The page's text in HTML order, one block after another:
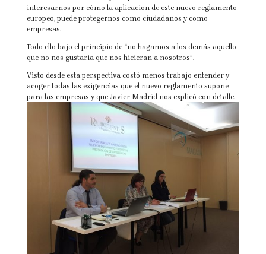
interesarnos por cómo la aplicación de este nuevo reglamento
europeo, puede protegernos como ciudadanos y como
empresas.
Todo ello bajo el principio de “no hagamos a los demás aquello
que no nos gustaría que nos hicieran a nosotros”.
Visto desde esta perspectiva costó menos trabajo entender y
acoger todas las exigencias que el nuevo reglamento supone
para las empresas y que Javier Madrid nos explicó con detalle.